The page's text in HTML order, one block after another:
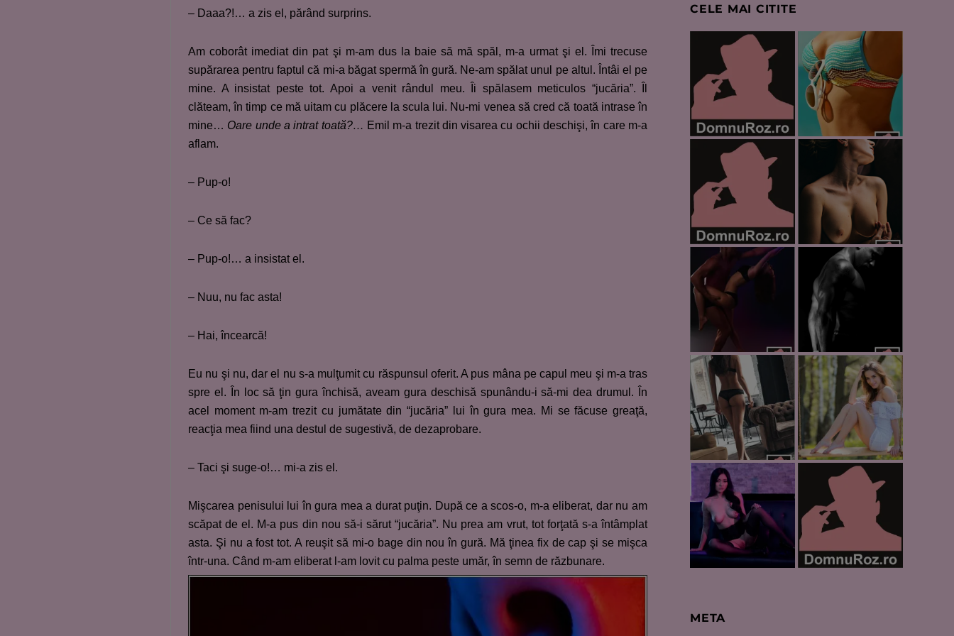
– Daaa?!… a zis el, părând surprins.
Am coborât imediat din pat şi m-am dus la baie să mă spăl, m-a urmat şi el. Îmi trecuse
supărarea pentru faptul că mi-a băgat spermă în gură. Ne-am spălat unul pe altul. Întâi el pe
mine. A insistat peste tot. Apoi a venit rândul meu. Îi spălasem meticulos “jucăria”. Îl
clăteam, în timp ce mă uitam cu plăcere la scula lui. Nu-mi venea să cred că toată intrase în
mine… Oare unde a intrat toată?… Emil m-a trezit din visarea cu ochii deschişi, în care m-a
aflam.
– Pup-o!
– Ce să fac?
– Pup-o!… a insistat el.
– Nuu, nu fac asta!
– Hai, încearcă!
Eu nu şi nu, dar el nu s-a mulţumit cu răspunsul oferit. A pus mâna pe capul meu şi m-a tras
spre el. În loc să ţin gura închisă, aveam gura deschisă spunându-i să-mi dea drumul. În
acel moment m-am trezit cu jumătate din “jucăria” lui în gura mea. Mi se făcuse greaţă,
reacţia mea fiind una destul de sugestivă, de dezaprobare.
– Taci şi suge-o!… mi-a zis el.
Mişcarea penisului lui în gura mea a durat puţin. După ce a scos-o, m-a eliberat, dar nu am
scăpat de el. M-a pus din nou să-i sărut “jucăria”. Nu prea am vrut, tot forţată s-a întâmplat
asta. Şi nu a fost tot. A reuşit să mi-o bage din nou în gură. Mă ţinea fix de cap şi se mişca
într-una. Când m-am eliberat l-am lovit cu palma peste umăr, în semn de răzbunare.
CELE MAI CITITE
META